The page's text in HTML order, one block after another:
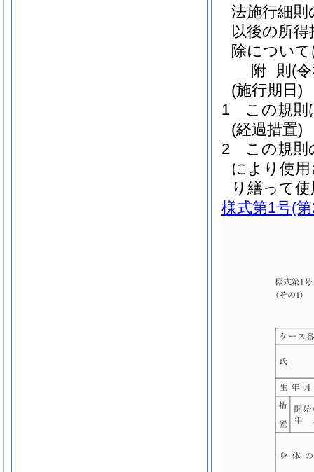
法施行細則
以後の所
除につい
附 則 (
(施行期日)
1
この規則
(経過措置)
2
この規則
により使
り繕って
様式第1号(